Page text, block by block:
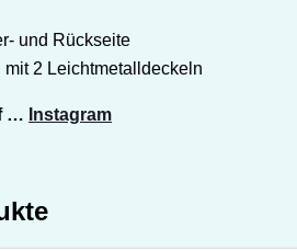
und Rückseite
mit 2 Leichtmetalldeckeln
… Instagram